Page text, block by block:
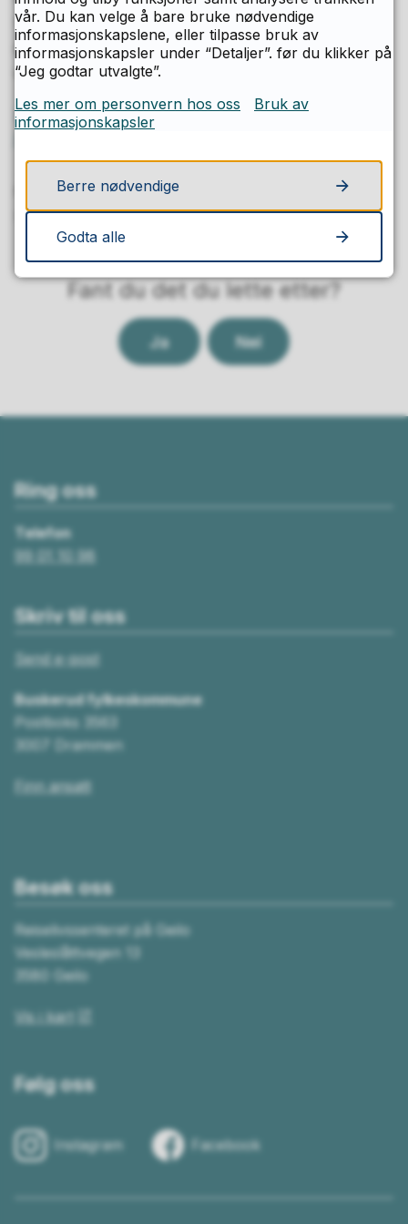
Med krav om dyrevelferd og mål om klima og
miljøtilpassingar til landbruket, må Landbrukets
utbyggingsfond (LUF) styrkast
Les innspelet til Fjellnettverket til
Publisert
23.02.2022 11.53
Sist endra
17.01.2023 09.55
Fant du det du lette etter?
Ja Nei
Ring oss
Telefon
99 01 10 98
Skriv til oss
Send e-post
Buskerud fylkeskommune
Postboks 3563
3007 Drammen
Finn ansatt
Besøk oss
Reiselivssenteret på Geilo
Vesleslåttvegen 13
3580 Geilo
Vis i kart
Følg oss
Instagram Facebook
vår. Du kan velge å bare bruke nødvendige
informasjonskapslene, eller tilpasse bruk av
informasjonskapsler under “Detaljer”. før du klikker på
“Jeg godtar utvalgte”.
Les mer om personvern hos oss
Bruk av
informasjonskapsler
Berre nødvendige
Godta alle